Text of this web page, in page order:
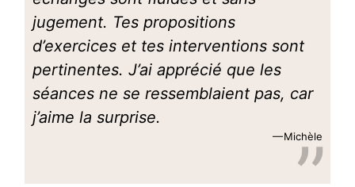
jugement. Tes propositions
d’exercices et tes interventions sont
pertinentes. J’ai apprécié que les
séances ne se ressemblaient pas, car
j’aime la surprise.
Michèle